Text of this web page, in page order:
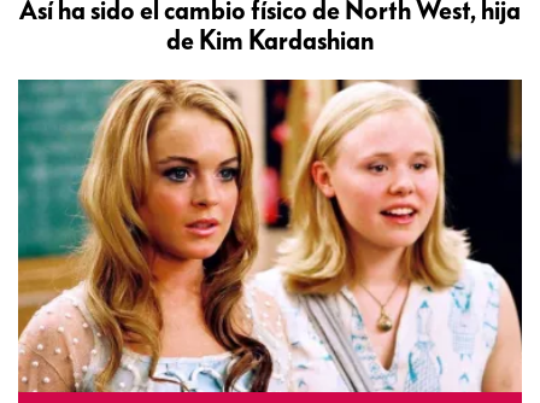
Así ha sido el cambio físico de North West, hija
de Kim Kardashian